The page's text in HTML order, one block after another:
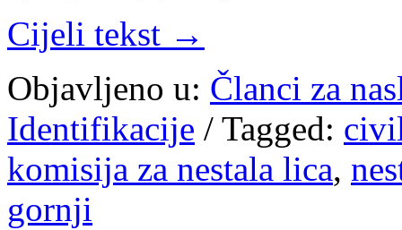
Cijeli tekst →
Objavljeno u: Članci za
Identifikacije / Tagged:
komisija za nestala lica,
gornji